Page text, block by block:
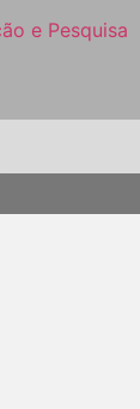
e Pesquisa